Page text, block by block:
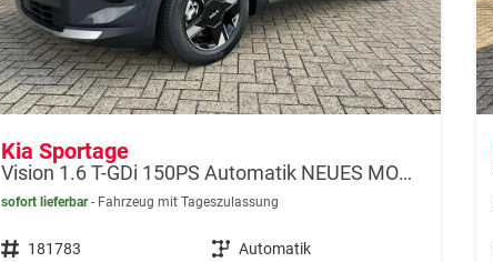
Kia Sportage
Vision 1.6 T-GDi 150PS Automatik NEUES MODELL MY26 FACELIFT Sitzheizung Lenkradheizung Klimaautomatik Navi Bluetooth Touchscreen Apple CarPlay Android Auto PDC v+h 17"LM Rückf.Kamera ACC 2x Keyless
sofort lieferbar Fahrzeug mit Tageszulassung
Fahrzeugnr. 181783 Getriebe Automatik